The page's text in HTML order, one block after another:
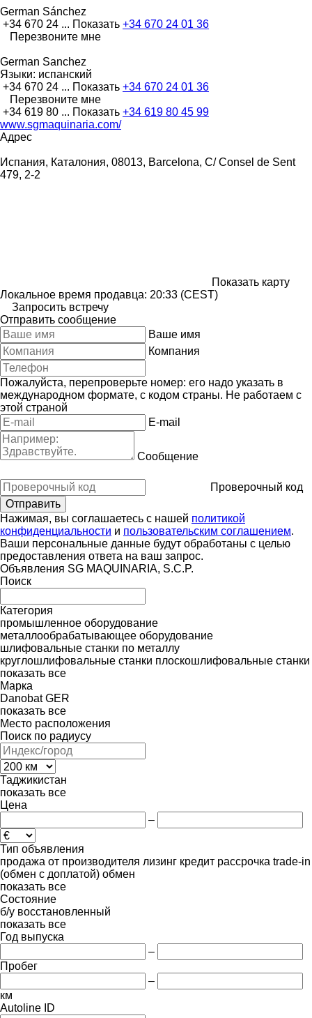
German Sánchez
+34 670 24 ... Показать +34 670 24 01 36
Перезвоните мне
German Sanchez
Языки: испанский
+34 670 24 ... Показать +34 670 24 01 36
Перезвоните мне
+34 619 80 ... Показать +34 619 80 45 99
www.sgmaquinaria.com/
Адрес
Испания, Каталония, 08013, Barcelona, C/ Consel de Sent
479, 2-2
Показать карту
Локальное время продавца: 20:33 (CEST)
Запросить встречу
Отправить сообщение
Ваше имя
Компания
Пожалуйста, перепроверьте номер: его надо указать в
международном формате, с кодом страны. Не работаем с
этой страной
E-mail
Сообщение
Проверочный код
Нажимая, вы соглашаетесь с нашей политикой
конфиденциальности и пользовательским соглашением.
Ваши персональные данные будут обработаны с целью
предоставления ответа на ваш запрос.
Объявления SG MAQUINARIA, S.C.P.
Поиск
Категория
промышленное оборудование
металлообрабатывающее оборудование
шлифовальные станки по металлу
круглошлифовальные станки плоскошлифовальные станки
показать все
Марка
Danobat GER
показать все
Место расположения
Поиск по радиусу
Таджикистан
показать все
Цена
–
Тип объявления
продажа от производителя лизинг кредит рассрочка trade-in
(обмен с доплатой) обмен
показать все
Состояние
б/у восстановленный
показать все
Год выпуска
–
Пробег
–
км
Autoline ID